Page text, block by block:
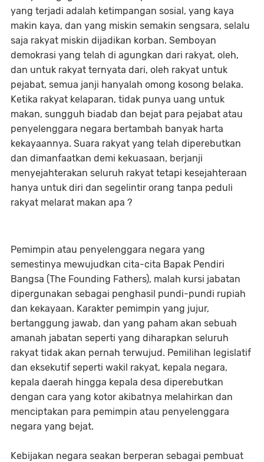
yang terjadi adalah ketimpangan sosial, yang kaya
makin kaya, dan yang miskin semakin sengsara, selalu
saja rakyat miskin dijadikan korban. Semboyan
demokrasi yang telah di agungkan dari rakyat, oleh,
dan untuk rakyat ternyata dari, oleh rakyat untuk
pejabat, semua janji hanyalah omong kosong belaka.
Ketika rakyat kelaparan, tidak punya uang untuk
makan, sungguh biadab dan bejat para pejabat atau
penyelenggara negara bertambah banyak harta
kekayaannya. Suara rakyat yang telah diperebutkan
dan dimanfaatkan demi kekuasaan, berjanji
menyejahterakan seluruh rakyat tetapi kesejahteraan
hanya untuk diri dan segelintir orang tanpa peduli
rakyat melarat makan apa ?
Pemimpin atau penyelenggara negara yang
semestinya mewujudkan cita-cita Bapak Pendiri
Bangsa (The Founding Fathers), malah kursi jabatan
dipergunakan sebagai penghasil pundi-pundi rupiah
dan kekayaan. Karakter pemimpin yang jujur,
bertanggung jawab, dan yang paham akan sebuah
amanah jabatan seperti yang diharapkan seluruh
rakyat tidak akan pernah terwujud. Pemilihan legislatif
dan eksekutif seperti wakil rakyat, kepala negara,
kepala daerah hingga kepala desa diperebutkan
dengan cara yang kotor akibatnya melahirkan dan
menciptakan para pemimpin atau penyelenggara
negara yang bejat.
Kebijakan negara seakan berperan sebagai pembuat